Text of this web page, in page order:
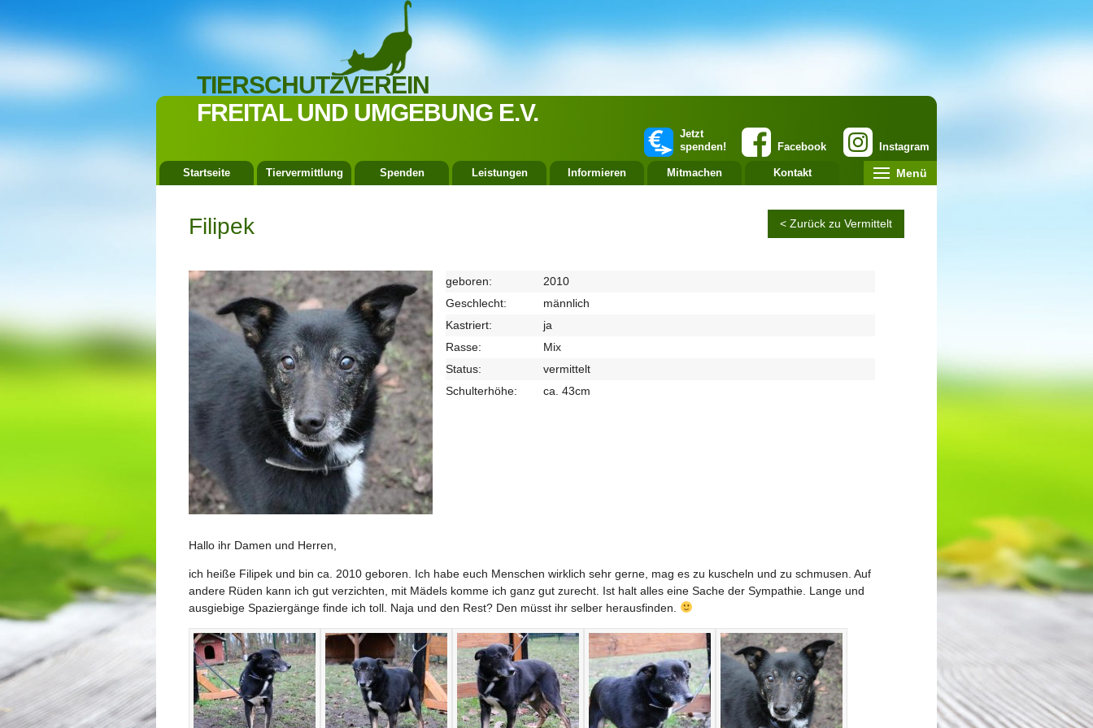
TIERSCHUTZVEREIN
FREITAL UND UMGEBUNG E.V.
Instagram
Facebook
Jetzt
spenden!
Startseite Tiervermittlung Spenden Leistungen Informieren Mitmachen Kontakt Menü
Filipek < Zurück zu Vermittelt
geboren:
2010
Geschlecht:
männlich
Kastriert:
ja
Rasse:
Mix
Status:
vermittelt
Schulterhöhe:
ca. 43cm
Hallo ihr Damen und Herren,
ich heiße Filipek und bin ca. 2010 geboren. Ich habe euch Menschen wirklich sehr gerne, mag es zu kuscheln und zu schmusen. Auf
andere Rüden kann ich gut verzichten, mit Mädels komme ich ganz gut zurecht. Ist halt alles eine Sache der Sympathie. Lange und
ausgiebige Spaziergänge finde ich toll. Naja und den Rest? Den müsst ihr selber herausfinden.